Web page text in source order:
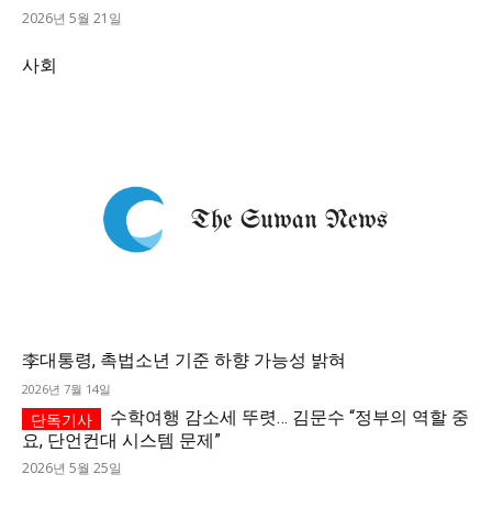
2026년 5월 21일
사회
李대통령, 촉법소년 기준 하향 가능성 밝혀
2026년 7월 14일
수학여행 감소세 뚜렷… 김문수 “정부의 역할 중
요, 단언컨대 시스템 문제”
2026년 5월 25일